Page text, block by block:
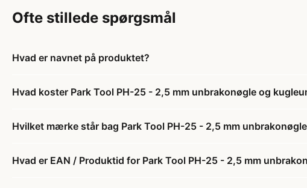
Ofte stillede spørgsmål
Hvad er navnet på produktet?
Hvad koster Park Tool PH-25 - 2,5 mm unbrakonøgle og
Hvilket mærke står bag Park Tool PH-25 - 2,5 mm
Hvad er EAN / Produktid for Park Tool PH-25 - 2,5 mm